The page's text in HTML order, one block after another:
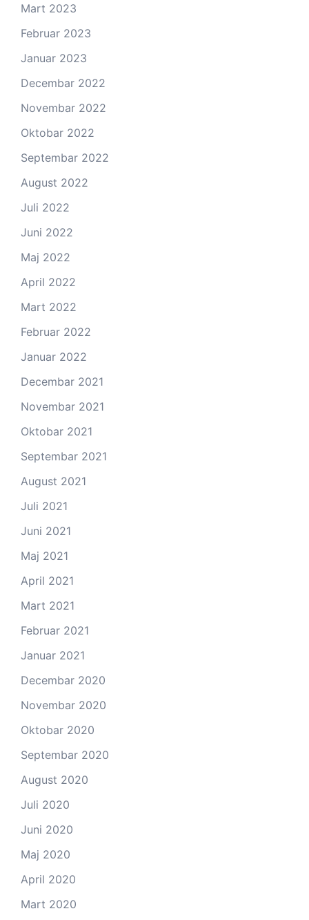
Mart 2023
Februar 2023
Januar 2023
Decembar 2022
Novembar 2022
Oktobar 2022
Septembar 2022
August 2022
Juli 2022
Juni 2022
Maj 2022
April 2022
Mart 2022
Februar 2022
Januar 2022
Decembar 2021
Novembar 2021
Oktobar 2021
Septembar 2021
August 2021
Juli 2021
Juni 2021
Maj 2021
April 2021
Mart 2021
Februar 2021
Januar 2021
Decembar 2020
Novembar 2020
Oktobar 2020
Septembar 2020
August 2020
Juli 2020
Juni 2020
Maj 2020
April 2020
Mart 2020